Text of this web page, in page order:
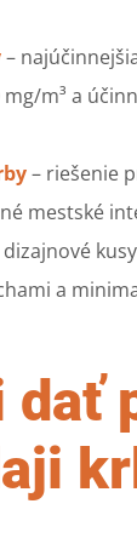
–
m³ a
– riešenie
mestské
dizajnové
a
dať